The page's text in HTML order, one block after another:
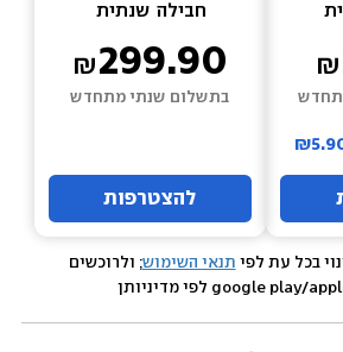
חבילה שנתית
299.90
בתשלום שנתי מתחדש
להצטרפות
בכל עת לפי תנאי השימוש; ולרוכשים